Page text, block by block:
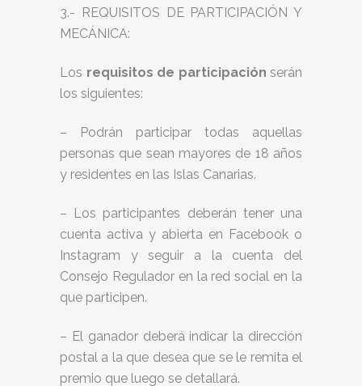
3.- REQUISITOS DE PARTICIPACIÓN Y
MECÁNICA:
Los requisitos de participación serán
los siguientes:
– Podrán participar todas aquellas
personas que sean mayores de 18 años
y residentes en las Islas Canarias.
– Los participantes deberán tener una
cuenta activa y abierta en Facebook o
Instagram y seguir a la cuenta del
Consejo Regulador en la red social en la
que participen.
– El ganador deberá indicar la dirección
postal a la que desea que se le remita el
premio que luego se detallará.